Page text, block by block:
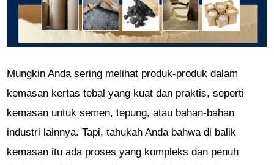
Mungkin Anda sering melihat produk-produk dalam
kemasan kertas tebal yang kuat dan praktis, seperti
kemasan untuk semen, tepung, atau bahan-bahan
industri lainnya. Tapi, tahukah Anda bahwa di balik
kemasan itu ada proses yang kompleks dan penuh